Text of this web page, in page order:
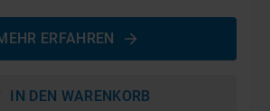
ERFAHREN
IN DEN WARENKORB